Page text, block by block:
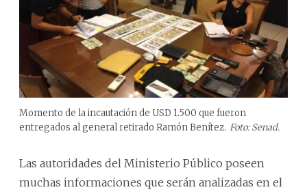
Momento de la incautación de USD 1.500 que fueron
entregados al general retirado Ramón Benítez. Foto: Senad.
Las autoridades del Ministerio Público poseen
muchas informaciones que serán analizadas en el